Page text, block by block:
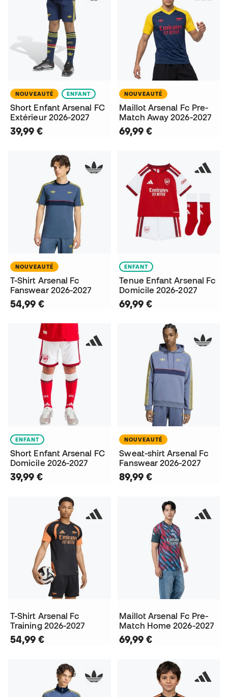
NOUVEAUTÉ ENFANT
Short Enfant Arsenal FC
Extérieur 2026-2027
39,99 €
NOUVEAUTÉ
Maillot Arsenal Fc Pre-
Match Away 2026-2027
69,99 €
NOUVEAUTÉ
T-Shirt Arsenal Fc
Fanswear 2026-2027
54,99 €
ENFANT
Tenue Enfant Arsenal Fc
Domicile 2026-2027
69,99 €
ENFANT
Short Enfant Arsenal FC
Domicile 2026-2027
39,99 €
NOUVEAUTÉ
Sweat-shirt Arsenal Fc
Fanswear 2026-2027
89,99 €
T-Shirt Arsenal Fc
Training 2026-2027
54,99 €
Maillot Arsenal Fc Pre-
Match Home 2026-2027
69,99 €